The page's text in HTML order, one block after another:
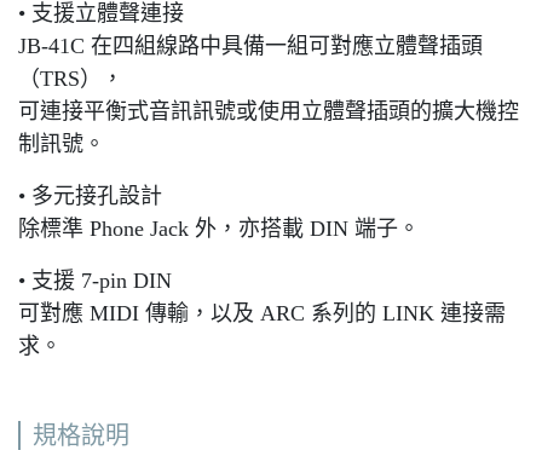
• 支援立體聲連接
JB-41C 在四組線路中具備一組可對應立體聲插頭
（TRS），
可連接平衡式音訊訊號或使用立體聲插頭的擴大機控
制訊號。
• 多元接孔設計
除標準 Phone Jack 外，亦搭載 DIN 端子。
• 支援 7-pin DIN
可對應 MIDI 傳輸，以及 ARC 系列的 LINK 連接需
求。
規格說明